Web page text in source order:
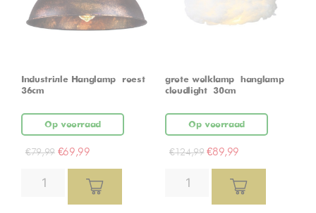
Industriële Hanglamp – roest –
36cm
Op voorraad
€79,99 €69,99
grote wolklamp – hanglamp –
cloudlight – 30cm
Op voorraad
€124,99 €89,99